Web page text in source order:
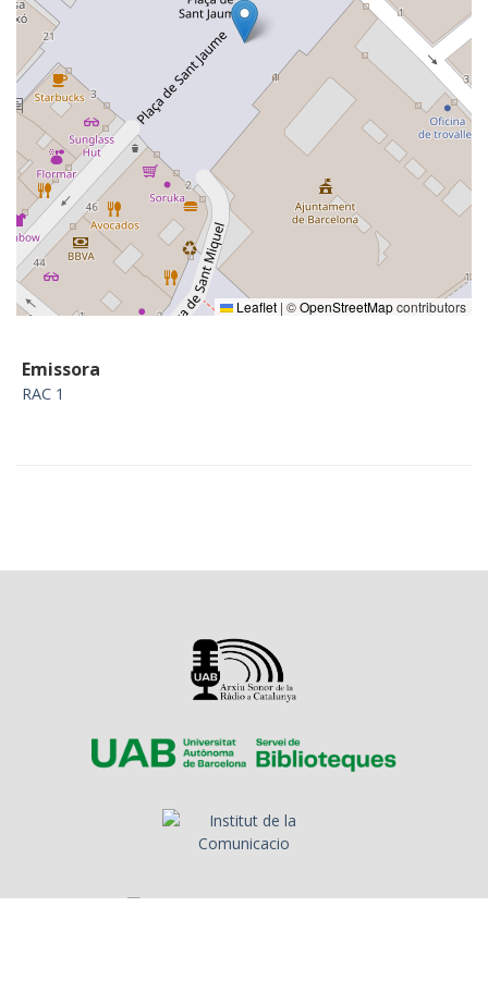
Leaflet | ©OpenStreetMapcontributors
Emissora
RAC 1